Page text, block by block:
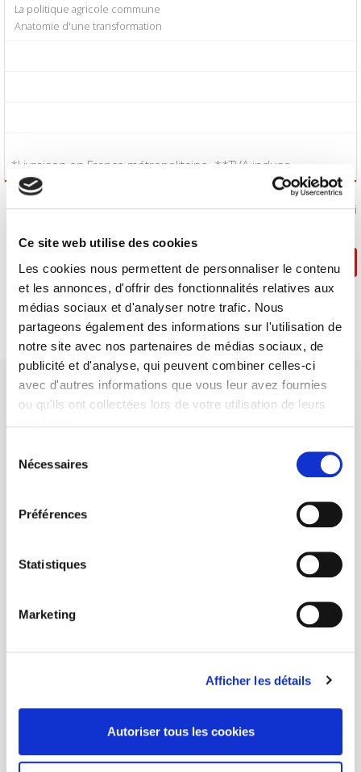
Ce site web utilise des cookies
Les cookies nous permettent de personnaliser le contenu
et les annonces, d'offrir des fonctionnalités relatives aux
médias sociaux et d'analyser notre trafic. Nous
partageons également des informations sur l'utilisation de
notre site avec nos partenaires de médias sociaux, de
publicité et d'analyse, qui peuvent combiner celles-ci
avec d'autres informations que vous leur avez fournies
ou qu'ils ont collectées lors de votre utilisation de leurs
Nécessaires
Préférences
Statistiques
Marketing
Afficher les détails
Autoriser tous les cookies
La politique agricole commune
Anatomie d'une transformation
*Livraison en France métropolitaine. **TVA incluse.
J'accepte lesconditions générales de vente: Oui
Poursuivre ma sélection Passer la commande
Maison d'édition dédiée aux sciences humaines et sociales, les
Presses de Sciences Po participent depuis leur création en 1976
FOREIGN RIGHTS
CONDITIONS GÉNÉRALES
À paraître
4 sept. 2026